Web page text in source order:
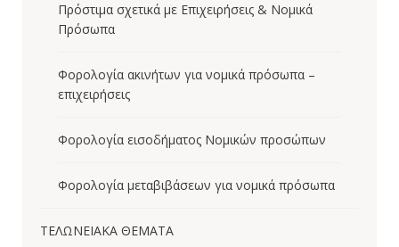
Πρόστιμα σχετικά με Επιχειρήσεις & Νομικά
Πρόσωπα
Φορολογία ακινήτων για νομικά πρόσωπα –
επιχειρήσεις
Φορολογία εισοδήματος Νομικών προσώπων
Φορολογία μεταβιβάσεων για νομικά πρόσωπα
ΤΕΛΩΝΕΙΑΚΑ ΘΕΜΑΤΑ